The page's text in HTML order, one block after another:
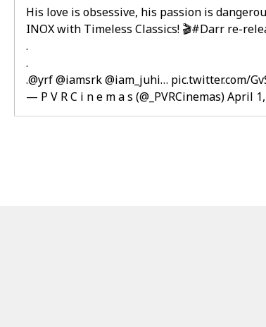
His love is obsessive, his passion is
INOX with Timeless Classics! 🎬#Darr re-
.
.
.@yrf@iamsrk@iam_juhi… pic.twitter.com/
— P V R C i n e m a s (@_PVRCinemas)April